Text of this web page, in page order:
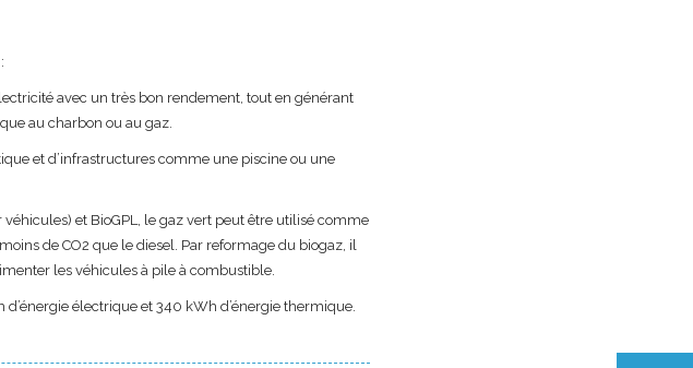
avec un très bon rendement, tout en générant
au charbon ou au gaz.
et d’infrastructures comme une piscine ou une
et BioGPL, le gaz vert peut être utilisé comme
de CO2 que le diesel. Par reformage du biogaz, il
les véhicules à pile à combustible.
électrique et 340 kWh d’énergie thermique.